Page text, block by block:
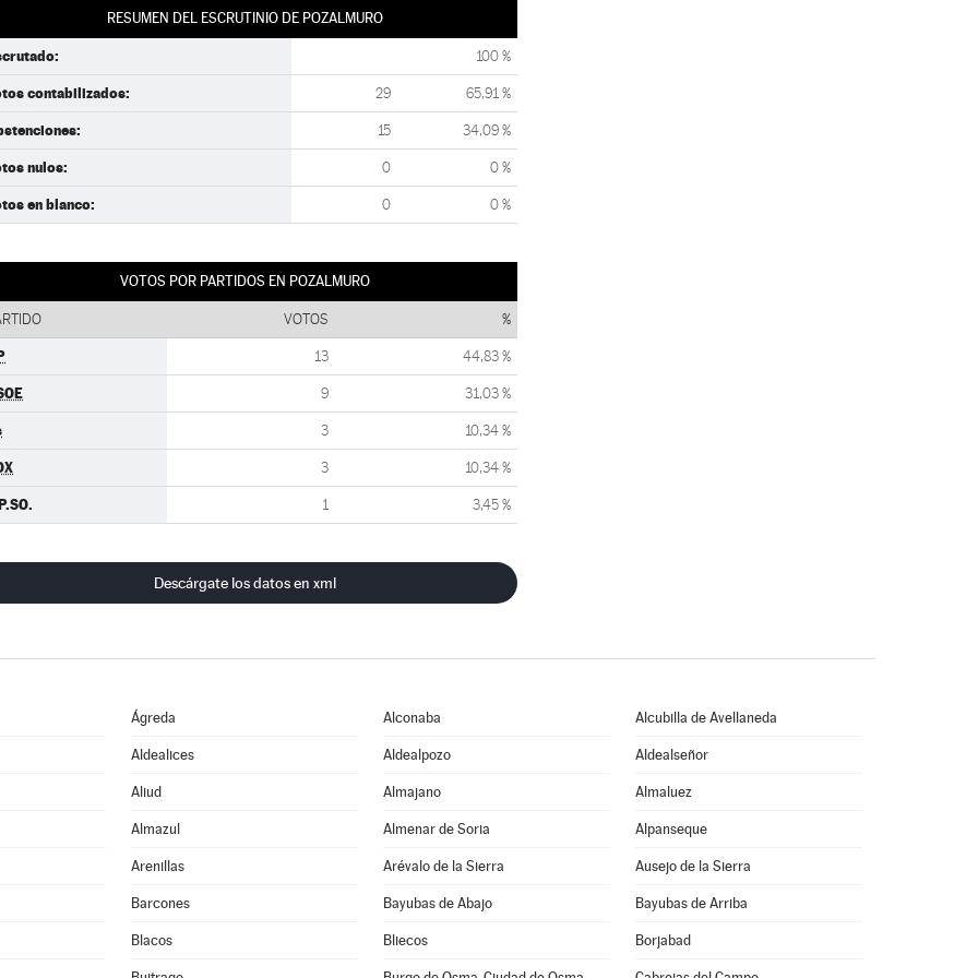
RESUMEN DEL ESCRUTINIO DE POZALMURO
100 %
contabilizados: 29 65,91 %
15 34,09 %
nulos: 0 0 %
en blanco: 0 0 %
VOTOS POR PARTIDOS EN POZALMURO
VOTOS %
13 44,83 %
9 31,03 %
3 10,34 %
3 10,34 %
1 3,45 %
Descárgate los datos en xml
Ágreda Alconaba Alcubilla de Avellaneda
Aldealices Aldealpozo Aldealseñor
Aliud Almajano Almaluez
Almazul Almenar de Soria Alpanseque
Arenillas Arévalo de la Sierra Ausejo de la Sierra
Barcones Bayubas de Abajo Bayubas de Arriba
Blacos Bliecos Borjabad